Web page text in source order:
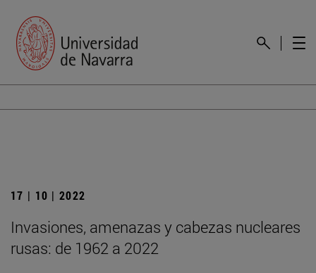
17 | 10 | 2022
Invasiones, amenazas y cabezas nucleares
rusas: de 1962 a 2022